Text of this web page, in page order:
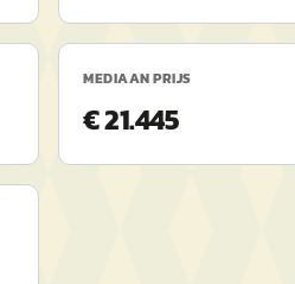
MEDIAAN PRIJS
€ 21.445